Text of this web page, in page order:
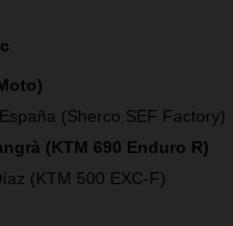
(Sherco SEF Factory)
(KTM 690 Enduro R)
(KTM 500 EXC-F)